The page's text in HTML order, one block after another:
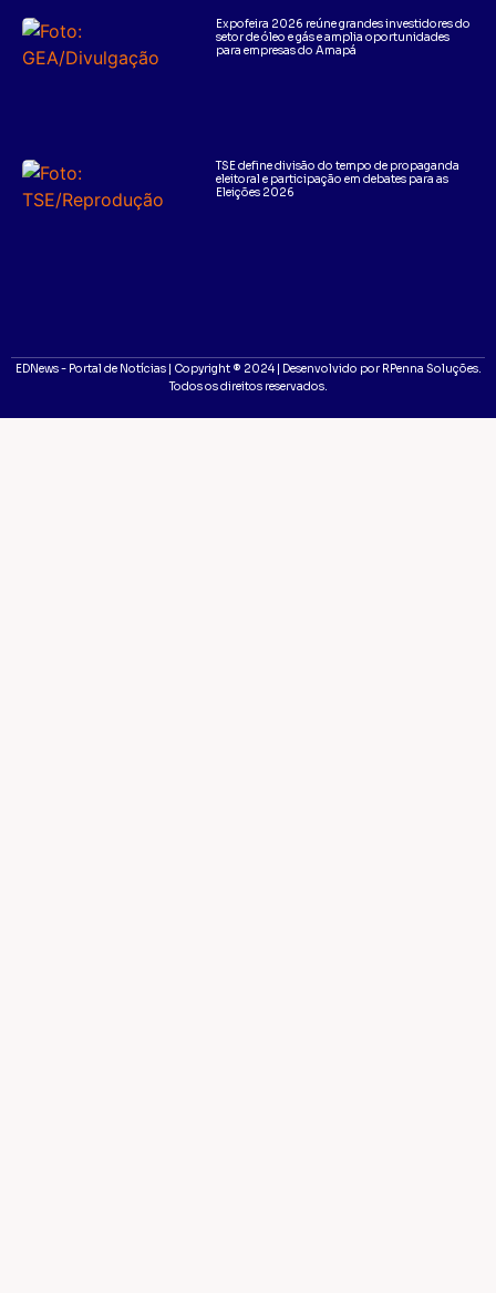
Expofeira 2026 reúne grandes investidores do
setor de óleo e gás e amplia oportunidades
para empresas do Amapá
TSE define divisão do tempo de propaganda
eleitoral e participação em debates para as
Eleições 2026
EDNews - Portal de Notícias | Copyright ® 2024 | Desenvolvido por RPenna Soluções.
Todos os direitos reservados.